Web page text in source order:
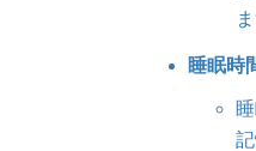
睡眠時